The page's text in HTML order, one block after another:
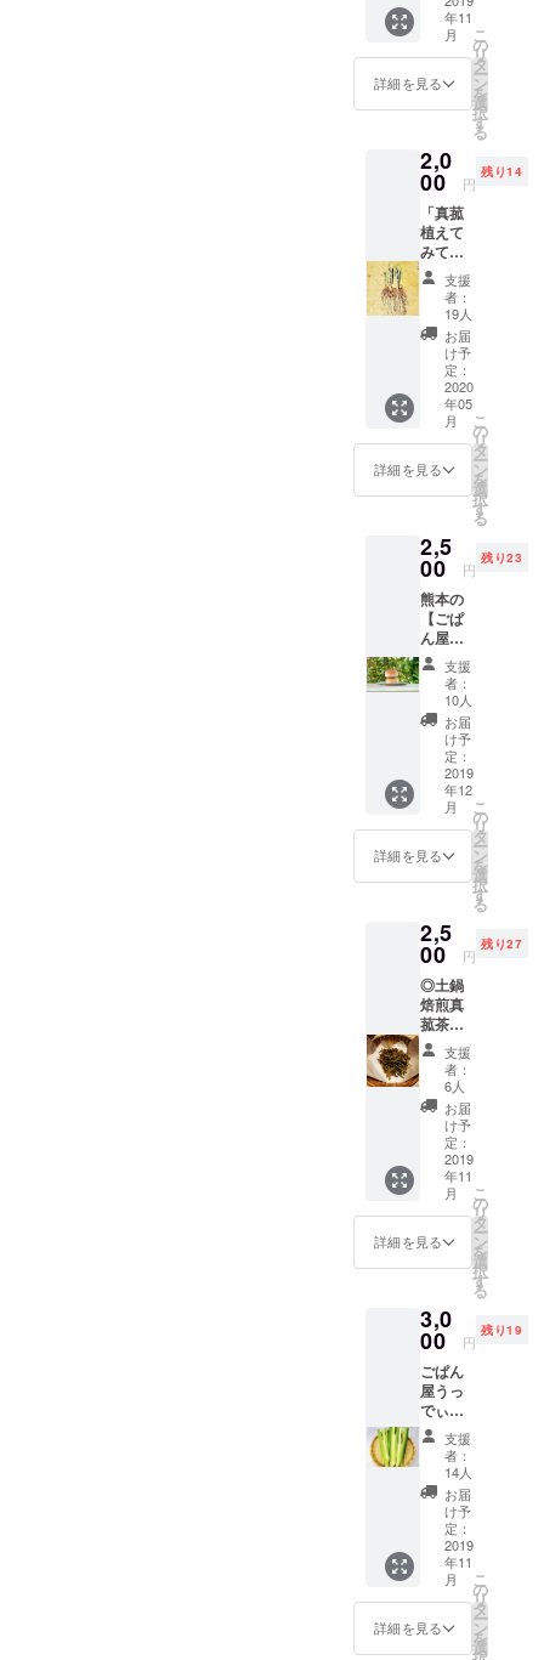
発送は
11月中
旬にな
りま
す。発
たしま
す。 ※
クス効
果を更
に高め
るに
は、ヤ
カンや
土鍋で
２０分
程煮出
すと更
に良い
そうで
次第〜
11月中
旬まで
に発送
ご連絡
させて
いただ
きま
す。
コース
収
穫次
第〜11
月中旬
発送予
す。 発
送前に
ご連絡
させて
いただ
きま
す。 生
の葉っ
ぱをレ
ター
パック
(赤)にな
るたけ
いっぱ
い詰め
て送り
ます。
でフラ
イパン
で
ちょっ
と焙煎
してお
茶にし
てもよ
し、 菖
蒲湯み
たいに
お風呂
に入れ
て、 昼
間は洗
濯物と
一緒に
少しず
つ香り
かにな
ります
が、 何
回か繰
り返し
楽しめ
ます。
足湯の
場合
も、何
回か使
えます
ひ。 乾
燥させ
細かく
刻ん
で、自
分で真
菰枕を
作るの
も本当
におす
すめで
す！！
年11
月
詳細を見る
こ
の
リ
タ
ー
ン
を
選
択
す
る
2,0
00 円
残り14
「真菰
植えて
みてく
ださ
い！」
コース
来年
の春
（５月
発送予
定）真
菰の苗
を【３
本】送
りま
す！
にご連
絡させ
ていた
だきま
す。
ぜひ大
きめの
バケツ
でも、
ご自分
の水田
の端っ
こで
も、植
えてみ
てくだ
さい！
ル超え
になり
ます。
マコモ
ダケも
ぜひ食
べて、
そし
て葉っ
ぱもい
ろいろ
楽しん
でくだ
さい！
そこ
からま
た増え
ワクし
ます
！
支援
者：
19人
お届
け予
定：
2020
年05
月
詳細を見る
こ
の
リ
タ
ー
ン
を
選
択
す
る
2,5
00 円
残り23
熊本の
【ごぱ
ん屋
うっ
でぃー
】さん
の【ご
ぱん】
とコラ
ボが決
まりま
した！
「収
穫した
真菰を
練り込
【特製
まこも
ごぱ
ん】を
送りま
す！
コース
熊本
県産小
麦、発
芽玄
米、小
豆、自
然海
塩、酵
母、黒
砂糖で
そこ
に今年
収穫し
た真菰
も練り
込んで
いただ
いて
【まこ
もごぱ
ん】を
作って
いただ
きま
す！
蒸すと
もちも
支援
者：
10人
お届
け予
定：
2019
年12
月
詳細を見る
こ
の
リ
タ
ー
ン
を
選
択
す
る
2,5
00 円
残り27
◎土鍋
焙煎真
菰茶５
パック
＋収穫
したマ
コモダ
ケ３本
セッ
ト
2500円
収穫し
た真菰
の葉っ
ぱを乾
燥させ
鍋で丁
寧に
炒って
お茶に
しま
す。 ま
ろやか
で優し
い真菰
が身体
すーっ
と通り
過ぎ
る、優
しいお
茶で
支援
者：
6人
お届
け予
定：
2019
年11
月
詳細を見る
こ
の
リ
タ
ー
ン
を
選
択
す
る
3,0
00 円
残り19
ごぱん
屋うっ
でぃー
さんの
【特製
まこも
ごぱ
ん】４
子入り
１パッ
＆
【フ
レッ
支援
者：
14人
お届
け予
定：
2019
年11
月
詳細を見る
こ
の
リ
タ
ー
ン
を
選